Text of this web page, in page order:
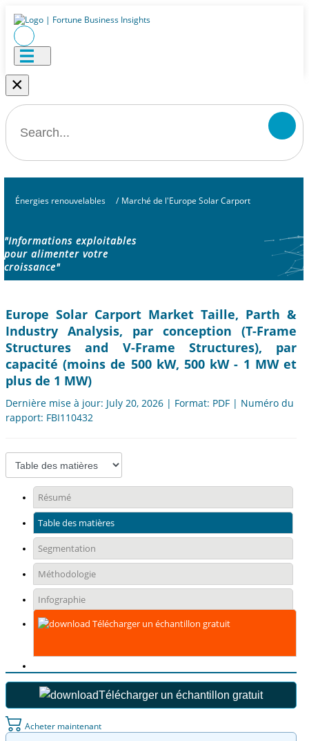
×
Énergies renouvelables / Marché de l'Europe Solar Carport
"Informations exploitables
pour alimenter votre
croissance"
Europe Solar Carport Market Taille, Parth &
Industry Analysis, par conception (T-Frame
Structures and V-Frame Structures), par
capacité (moins de 500 kW, 500 kW - 1 MW et
plus de 1 MW)
Dernière mise à jour: July 20, 2026 | Format: PDF | Numéro du
rapport: FBI110432
Résumé
Table des matières
Segmentation
Méthodologie
Infographie
Télécharger un échantillon gratuit
Télécharger un échantillon gratuit
Acheter maintenant